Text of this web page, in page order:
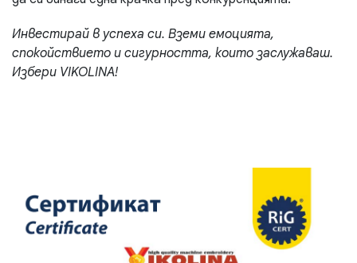
Инвестирай в успеха си. Вземи емоцията,
спокойствието и сигурността, които заслужаваш.
Избери VIKOLINA!